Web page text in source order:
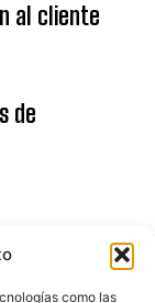
como las
al cliente
de